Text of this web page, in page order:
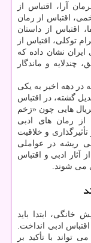
آرا، اقتباس از
اقتباس از رمان
از داستان
توکلی، اقتباس از
نشان داده که
چندلایه و ماندگار
در دهه اخیر به یکی
گشته، در اقتباس
هایی چون «زخم
از رمان های ادبی
و خلاقیت
ریشه در عواملی
آثار ادبی و اقتباس
می شوند.
خانگی، ابتدا باید
ادبی انداخت.
تواند با تأکید بر